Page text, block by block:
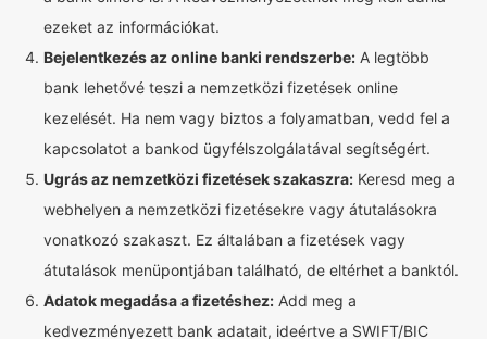
ezeket az információkat.
Bejelentkezés az online banki rendszerbe: A legtöbb
bank lehetővé teszi a nemzetközi fizetések online
kezelését. Ha nem vagy biztos a folyamatban, vedd fel a
kapcsolatot a bankod ügyfélszolgálatával segítségért.
Ugrás az nemzetközi fizetések szakaszra: Keresd meg a
webhelyen a nemzetközi fizetésekre vagy átutalásokra
vonatkozó szakaszt. Ez általában a fizetések vagy
átutalások menüpontjában található, de eltérhet a banktól.
Adatok megadása a fizetéshez: Add meg a
kedvezményezett bank adatait, ideértve a SWIFT/BIC